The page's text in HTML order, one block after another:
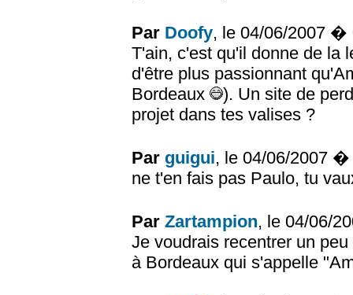
Par Doofy, le 04/06/2007 �
T'ain, c'est qu'il donne de la
d'être plus passionnant
Bordeaux
). Un site de
projet dans tes valises ?
Par guigui, le 04/06/2007 �
ne t'en fais pas Paulo, tu
Par Zartampion, le 04/06/
Je voudrais recentrer un
à Bordeaux qui s'appelle